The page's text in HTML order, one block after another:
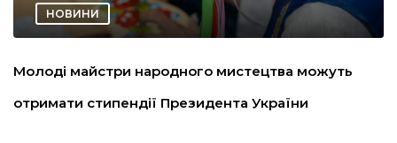
не буває
НОВИНИ
Молоді майстри народного мистецтва можуть
отримати стипендії Президента України